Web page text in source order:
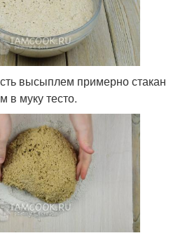
высыплем примерно стакан
в муку тесто.